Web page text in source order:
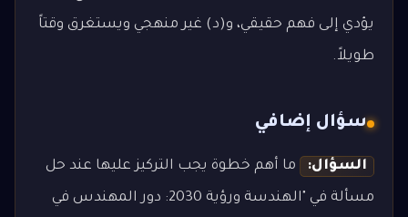
يؤدي إلى فهم حقيقي، و(د) غير منهجي ويستغرق وقتاً
طويلاً.
سؤال إضافي
السؤال: ما أهم خطوة يجب التركيز عليها عند حل
مسألة في "الهندسة ورؤية 2030: دور المهندس في